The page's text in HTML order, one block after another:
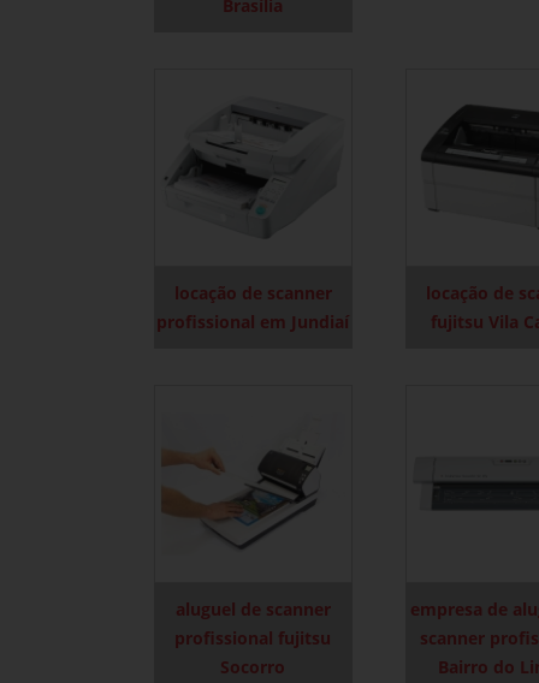
Brasília
locação de scanner
profissional em Jundiaí
locação de
fujitsu Vila
aluguel de scanner
profissional fujitsu
Socorro
empresa de
scanner
Bairro do